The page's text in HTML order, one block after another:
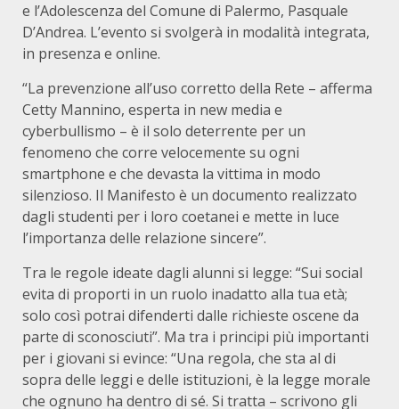
e l’Adolescenza del Comune di Palermo, Pasquale
D’Andrea. L’evento si svolgerà in modalità integrata,
in presenza e online.
“La prevenzione all’uso corretto della Rete – afferma
Cetty Mannino, esperta in new media e
cyberbullismo – è il solo deterrente per un
fenomeno che corre velocemente su ogni
smartphone e che devasta la vittima in modo
silenzioso. Il Manifesto è un documento realizzato
dagli studenti per i loro coetanei e mette in luce
l’importanza delle relazione sincere”.
Tra le regole ideate dagli alunni si legge: “Sui social
evita di proporti in un ruolo inadatto alla tua età;
solo così potrai difenderti dalle richieste oscene da
parte di sconosciuti”. Ma tra i principi più importanti
per i giovani si evince: “Una regola, che sta al di
sopra delle leggi e delle istituzioni, è la legge morale
che ognuno ha dentro di sé. Si tratta – scrivono gli